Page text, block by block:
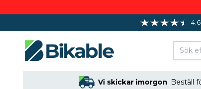
Vi skickar imorgon Beställ